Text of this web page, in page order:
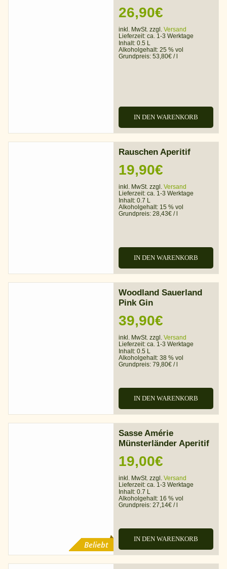
26,90€
inkl. MwSt. zzgl. Versand
Lieferzeit: ca. 1-3 Werktage
Inhalt: 0.5 L
Alkoholgehalt: 25 % vol
Grundpreis: 53,80€ /
IN DEN WARENKORB
Rauschen Aperitif
19,90€
inkl. MwSt. zzgl. Versand
Lieferzeit: ca. 1-3 Werktage
Inhalt: 0.7 L
Alkoholgehalt: 15 % vol
Grundpreis: 28,43€ /
IN DEN WARENKORB
Woodland Sauerland
Pink Gin
39,90€
inkl. MwSt. zzgl. Versand
Lieferzeit: ca. 1-3 Werktage
Inhalt: 0.5 L
Alkoholgehalt: 38 % vol
Grundpreis: 79,80€ /
IN DEN WARENKORB
Beliebt
Sasse Amérie
Münsterländer Aperitif
19,00€
inkl. MwSt. zzgl. Versand
Lieferzeit: ca. 1-3 Werktage
Inhalt: 0.7 L
Alkoholgehalt: 16 % vol
Grundpreis: 27,14€ /l
IN DEN WARENKORB